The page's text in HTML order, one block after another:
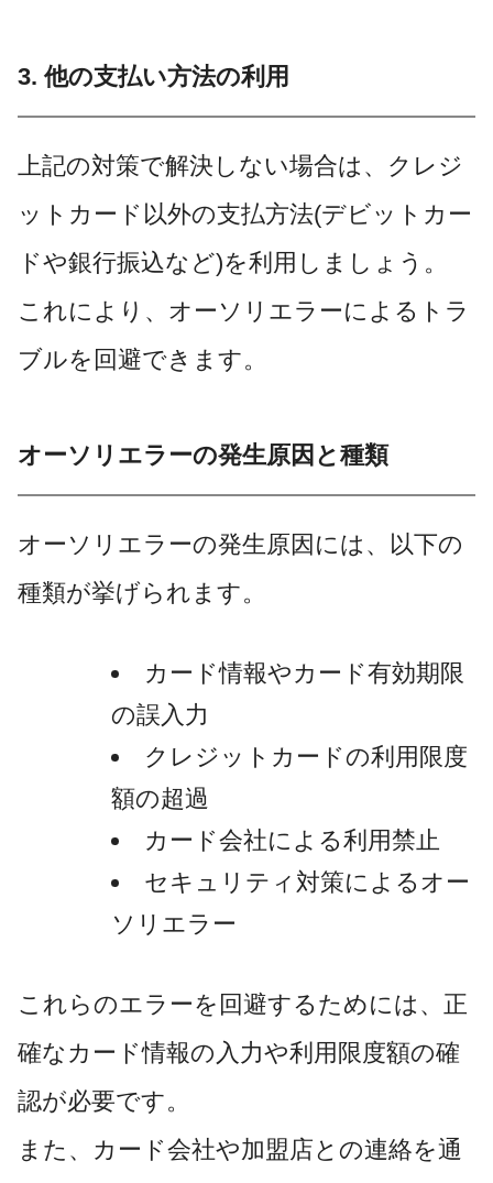
3. 他の支払い方法の利用
上記の対策で解決しない場合は、クレジ
ットカード以外の支払方法(デビットカー
ドや銀行振込など)を利用しましょう。
これにより、オーソリエラーによるトラ
ブルを回避できます。
オーソリエラーの発生原因と種類
オーソリエラーの発生原因には、以下の
種類が挙げられます。
カード情報やカード有効期限
の誤入力
クレジットカードの利用限度
額の超過
カード会社による利用禁止
セキュリティ対策によるオー
ソリエラー
これらのエラーを回避するためには、正
確なカード情報の入力や利用限度額の確
認が必要です。
また、カード会社や加盟店との連絡を通